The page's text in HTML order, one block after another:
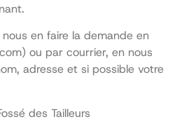
en faire la demande en
ou par courrier, en nous
adresse et si possible votre
des Tailleurs